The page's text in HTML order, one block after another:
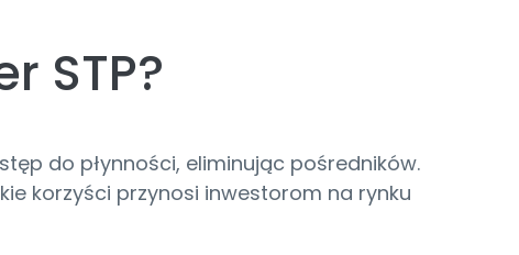
STP?
do płynności, eliminując pośredników.
korzyści przynosi inwestorom na rynku